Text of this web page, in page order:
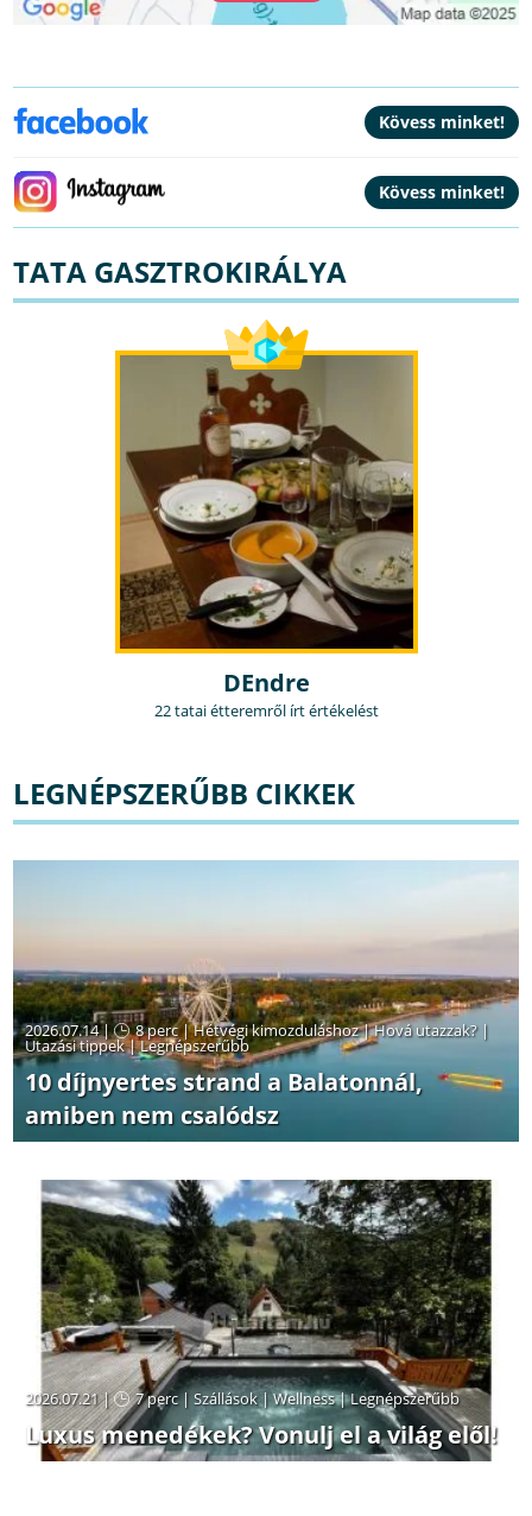
TATA GASZTROKIRÁLYA
DEndre
22 tatai étteremről írt értékelést
LEGNÉPSZERŰBB CIKKEK
2026.07.14 | 8 perc|Hétvégi kimozduláshoz|Hová utazzak? |
Utazási tippek|Legnépszerűbb
10 díjnyertes strand a Balatonnál,
amiben nem csalódsz
2026.07.21 | 7 perc|Szállások|Wellness|Legnépszerűbb
Luxus menedékek? Vonulj el a világ elől!